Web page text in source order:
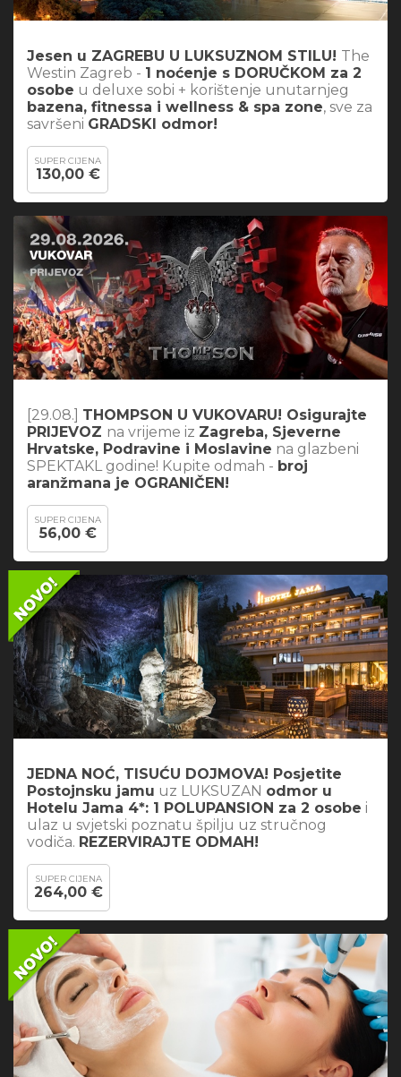
Jesen u ZAGREBU U LUKSUZNOM STILU! The
Westin Zagreb - 1 noćenje s DORUČKOM za 2
osobe u deluxe sobi + korištenje unutarnjeg
bazena, fitnessa i wellness & spa zone, sve za
savršeni GRADSKI odmor!
SUPER CIJENA
130,00 €
[29.08.] THOMPSON U VUKOVARU! Osigurajte
PRIJEVOZ na vrijeme iz Zagreba, Sjeverne
Hrvatske, Podravine i Moslavine na glazbeni
SPEKTAKL godine! Kupite odmah - broj
aranžmana je OGRANIČEN!
SUPER CIJENA
56,00 €
JEDNA NOĆ, TISUĆU DOJMOVA! Posjetite
Postojnsku jamu uz LUKSUZAN odmor u
Hotelu Jama 4*: 1 POLUPANSION za 2 osobe i
ulaz u svjetski poznatu špilju uz stručnog
vodiča. REZERVIRAJTE ODMAH!
SUPER CIJENA
264,00 €